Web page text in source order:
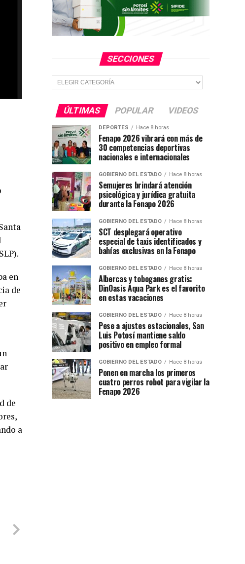
en
de
de
a
SECCIONES
Secciones
ÚLTIMAS POPULAR VIDEOS
DEPORTES Hace 8 horas
Fenapo 2026 vibrará con más de
30 competencias deportivas
nacionales e internacionales
GOBIERNO DEL ESTADO Hace 8 horas
Semujeres brindará atención
psicológica y jurídica gratuita
durante la Fenapo 2026
GOBIERNO DEL ESTADO Hace 8 horas
SCT desplegará operativo
especial de taxis identificados y
bahías exclusivas en la Fenapo
GOBIERNO DEL ESTADO Hace 8 horas
Albercas y toboganes gratis:
DinOasis Aqua Park es el favorito
en estas vacaciones
GOBIERNO DEL ESTADO Hace 8 horas
Pese a ajustes estacionales, San
Luis Potosí mantiene saldo
positivo en empleo formal
GOBIERNO DEL ESTADO Hace 8 horas
Ponen en marcha los primeros
cuatro perros robot para vigilar la
Fenapo 2026